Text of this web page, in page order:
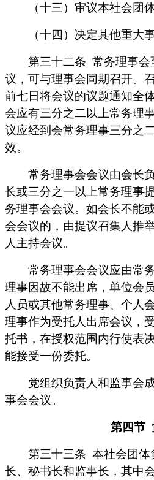
（十三）审议本社会团体
（十四）决定其他重大事
第三十二条 常务理事会
议，可与理事会同期召开。
前七日将会议的议题通知全
会应有三分之二以上常务理
议应经到会常务理事三分之
效。
常务理事会会议由会长负
长或三分之一以上常务理事
务理事会会议。如会长不能
会会议的，由提议召集人推
人主持会议。
常务理事会会议应由常务
理事因故不能出席，单位会
人员或其他常务理事、个人
理事作为受托人出席会议，
托书，在授权范围内行使表
能接受一份委托。
党组织负责人和监事会成
事会会议。
第四节
第三十三条 本社会团体
长、秘书长和监事长，其中